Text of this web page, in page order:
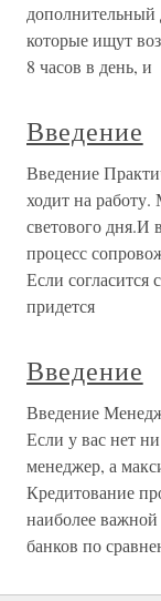
которые ищут
8 часов в день, и
Введение
Введение
ходит на
светового дня.И
процесс
Если согласится
придется
Введение
Введение
Если у вас нет
менеджер, а
Кредитование
наиболее важной
банков по